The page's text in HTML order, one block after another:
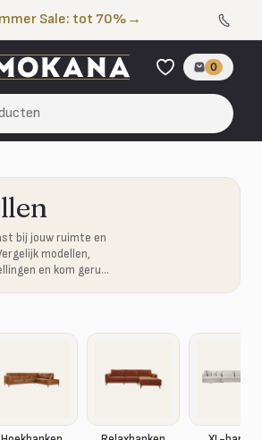
Sale: tot 70% →
0
bij jouw ruimte en
modellen,
en kom gerust